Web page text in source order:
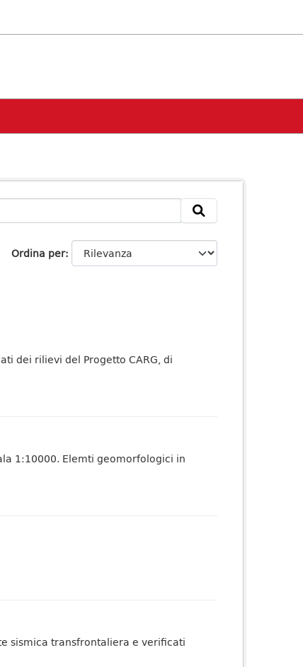
Ordina per
dei rilievi del Progetto CARG, di
1:10000. Elemti geomorfologici in
sismica transfrontaliera e verificati